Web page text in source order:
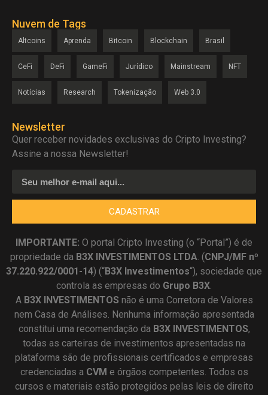
Nuvem de Tags
Altcoins Aprenda Bitcoin Blockchain Brasil
CeFi DeFi GameFi Jurídico Mainstream NFT
Notícias Research Tokenização Web 3.0
Newsletter
Quer receber novidades exclusivas do Cripto Investing?
Assine a nossa Newsletter!
CADASTRAR
IMPORTANTE: O portal Cripto Investing (o “Portal”) é de
propriedade da B3X INVESTIMENTOS LTDA. (CNPJ/MF nº
37.220.922/0001-14) (“B3X Investimentos“), sociedade que
controla as empresas do Grupo B3X.
A B3X INVESTIMENTOS não é uma Corretora de Valores
nem Casa de Análises. Nenhuma informação apresentada
constitui uma recomendação da B3X INVESTIMENTOS,
todas as carteiras de investimentos apresentadas na
plataforma são de profissionais certificados e empresas
credenciadas a CVM e órgãos competentes. Todos os
cursos e materiais estão protegidos pelas leis de direito